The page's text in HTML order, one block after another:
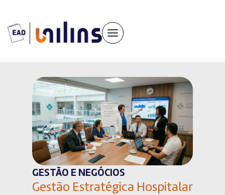
conteúdo
GESTÃO E NEGÓCIOS
Gestão Estratégica Hospitalar